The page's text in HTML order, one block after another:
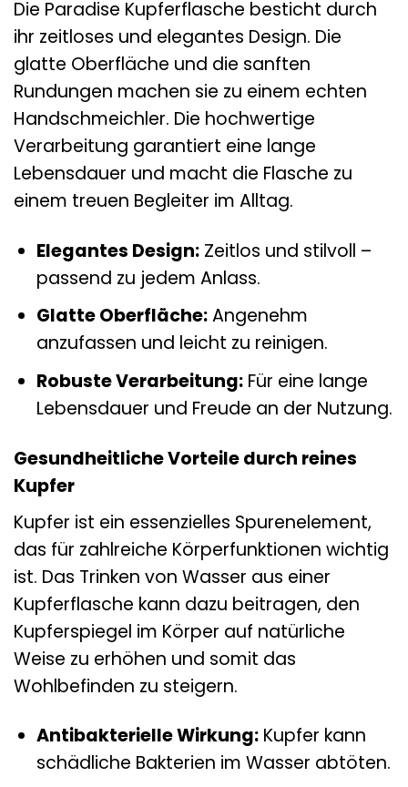
Die Paradise Kupferflasche besticht durch
ihr zeitloses und elegantes Design. Die
glatte Oberfläche und die sanften
Rundungen machen sie zu einem echten
Handschmeichler. Die hochwertige
Verarbeitung garantiert eine lange
Lebensdauer und macht die Flasche zu
einem treuen Begleiter im Alltag.
Elegantes Design:Zeitlos und stilvoll –
passend zu jedem Anlass.
Glatte Oberfläche:Angenehm
anzufassen und leicht zu reinigen.
Robuste Verarbeitung:Für eine lange
Lebensdauer und Freude an der Nutzung.
Gesundheitliche Vorteile durch reines
Kupfer
Kupfer ist ein essenzielles Spurenelement,
das für zahlreiche Körperfunktionen wichtig
ist. Das Trinken von Wasser aus einer
Kupferflasche kann dazu beitragen, den
Kupferspiegel im Körper auf natürliche
Weise zu erhöhen und somit das
Wohlbefinden zu steigern.
Antibakterielle Wirkung:Kupfer kann
schädliche Bakterien im Wasser abtöten.